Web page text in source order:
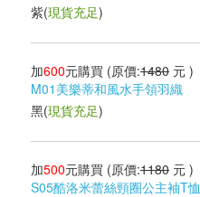
紫(現貨充足)
加600元購買 (原價:1480 元 )
M01美樂蒂和風水手領羽織
黑(現貨充足)
加500元購買 (原價:1180 元 )
S05酷洛米蕾絲頸圈公主袖T恤